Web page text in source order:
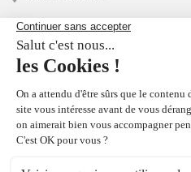
NOUS CONTACTER
Épices Rœllinger
Tél : (+33) 02 23 15 13 91
TRI DE NOS EMBALLAGES